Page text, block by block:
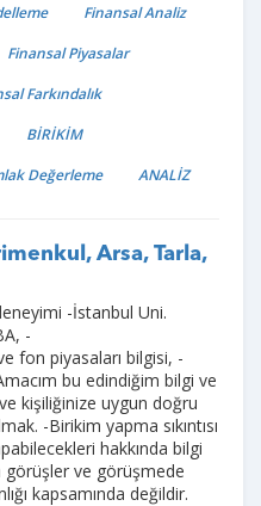
Finansal Analiz
Finansal Piyasalar
Farkındalık
BİRİKİM
Değerleme ANALİZ
Arsa, Tarla,
-İstanbul Uni.
-
fon piyasaları bilgisi, -
bu edindiğim bilgi ve
kişiliğinize uygun doğru
-Birikim yapma sıkıntısı
hakkında bilgi
ve görüşmede
kapsamında değildir.